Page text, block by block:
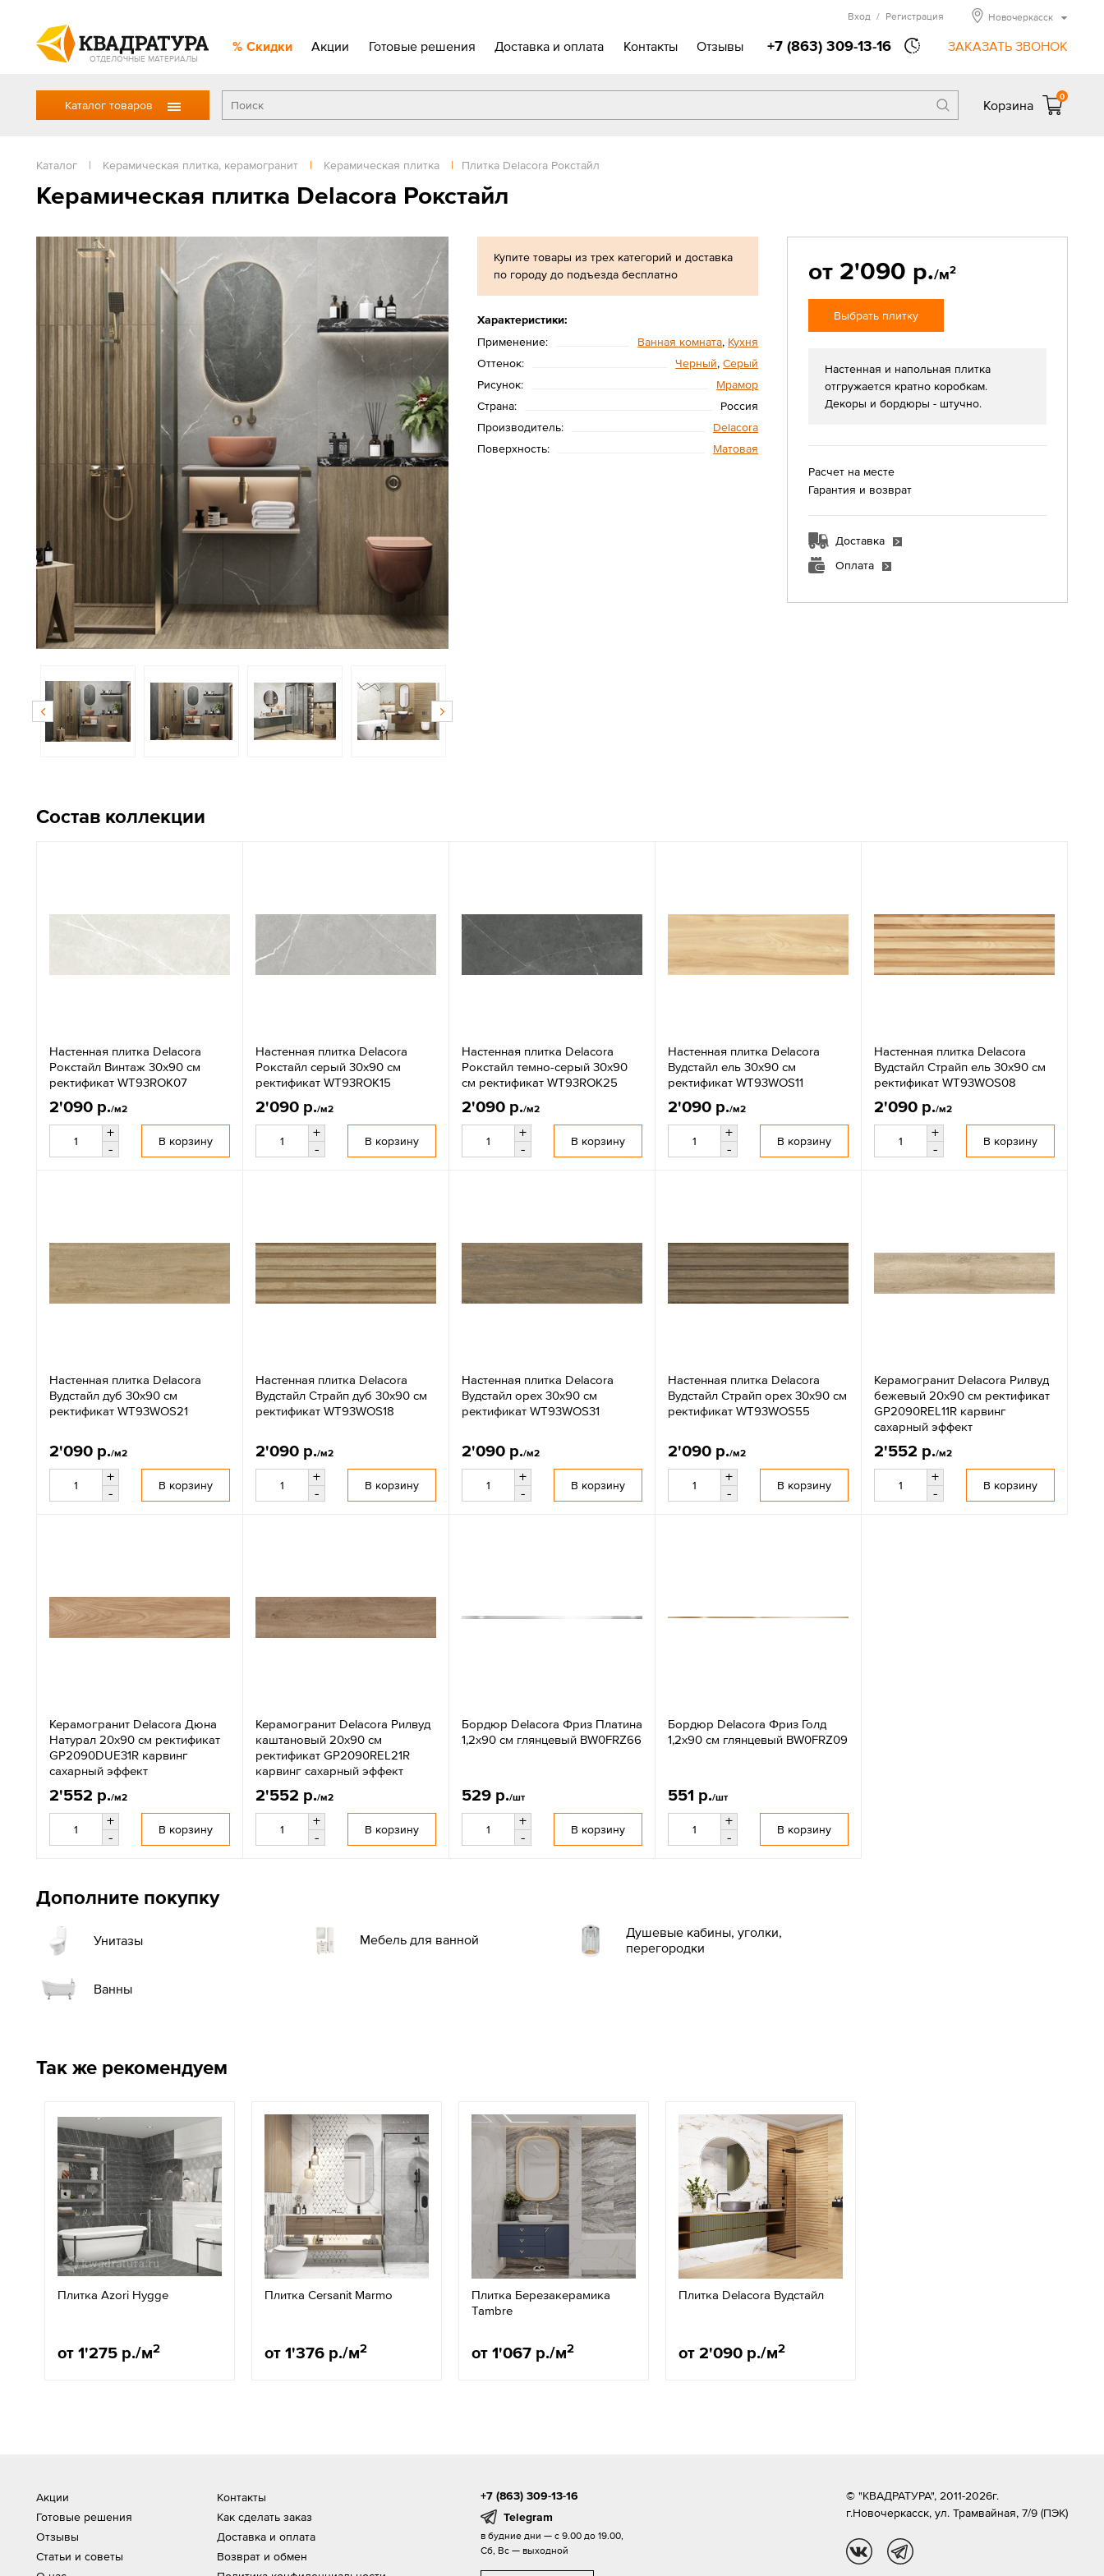
ОТДЕЛОЧНЫЕ МАТЕРИАЛЫ
Скидки Акции Готовые решения Доставка и оплата Контакты Отзывы +7 (863) 309-13-16 ЗАКАЗАТЬ ЗВОНОК
Вход / Регистрация Новочеркасск
Каталог товаров Корзина
0
Каталог | Керамическая плитка, керамогранит | Керамическая плитка | Плитка Delacora Рокстайл
Керамическая плитка Delacora Рокстайл
Купите товары из трех категорий и доставка
по городу до подъезда бесплатно
Характеристики:
Применение:
Ванная комната, Кухня
Оттенок:
Черный,Серый
Рисунок:
Мрамор
Страна:
Россия
Производитель:
Delacora
Поверхность:
Матовая
от 2'090 р./м2
Выбрать плитку
Настенная и напольная плитка
отгружается кратно коробкам.
Декоры и бордюры - штучно.
Расчет на месте
Гарантия и возврат
Доставка
Оплата
Состав коллекции
Настенная плитка Delacora
Рокстайл Винтаж 30x90 см
ректификат WT93ROK07
2'090 р./м2
+
-
В корзину
Настенная плитка Delacora
Рокстайл серый 30x90 см
ректификат WT93ROK15
2'090 р./м2
+
-
В корзину
Настенная плитка Delacora
Рокстайл темно-серый 30x90
см ректификат WT93ROK25
2'090 р./м2
+
-
В корзину
Настенная плитка Delacora
Вудстайл ель 30x90 см
ректификат WT93WOS11
2'090 р./м2
+
-
В корзину
Настенная плитка Delacora
Вудстайл Страйп ель 30x90 см
ректификат WT93WOS08
2'090 р./м2
+
-
В корзину
Настенная плитка Delacora
Вудстайл дуб 30x90 см
ректификат WT93WOS21
2'090 р./м2
+
-
В корзину
Настенная плитка Delacora
Вудстайл Страйп дуб 30x90 см
ректификат WT93WOS18
2'090 р./м2
+
-
В корзину
Настенная плитка Delacora
Вудстайл орех 30x90 см
ректификат WT93WOS31
2'090 р./м2
+
-
В корзину
Настенная плитка Delacora
Вудстайл Страйп орех 30x90 см
ректификат WT93WOS55
2'090 р./м2
+
-
В корзину
Керамогранит Delacora Рилвуд
бежевый 20x90 см ректификат
GP2090REL11R карвинг
сахарный эффект
2'552 р./м2
+
-
В корзину
Керамогранит Delacora Дюна
Натурал 20x90 см ректификат
GP2090DUE31R карвинг
сахарный эффект
2'552 р./м2
+
-
В корзину
Керамогранит Delacora Рилвуд
каштановый 20x90 см
ректификат GP2090REL21R
карвинг сахарный эффект
2'552 р./м2
+
-
В корзину
Бордюр Delacora Фриз Платина
1,2x90 см глянцевый BW0FRZ66
529 р./шт
+
-
В корзину
Бордюр Delacora Фриз Голд
1,2x90 см глянцевый BW0FRZ09
551 р./шт
+
-
В корзину
Дополните покупку
Унитазы Мебель для ванной
Душевые кабины, уголки,
перегородки
Ванны
Так же рекомендуем
Плитка Azori Hygge
от 1'275 р./м2
Плитка Cersanit Marmo
от 1'376 р./м2
Плитка Березакерамика
Tambre
от 1'067 р./м2
Плитка Delacora Вудстайл
от 2'090 р./м2
Акции
Готовые решения
Отзывы
Статьи и советы
Контакты
Как сделать заказ
Доставка и оплата
Возврат и обмен
+7 (863) 309-13-16
Telegram
в будние дни — с 9.00 до 19.00,
Сб, Вс — выходной
© "КВАДРАТУРА", 2011-2026г.
г.Новочеркасск, ул. Трамвайная, 7/9 (ПЭК)